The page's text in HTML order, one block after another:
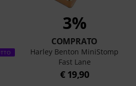
3%
COMPRATO
Harley Benton MiniStomp
Fast Lane
€ 19,90